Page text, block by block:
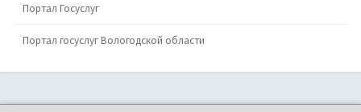
Портал Госуслуг
Портал госуслуг Вологодской области